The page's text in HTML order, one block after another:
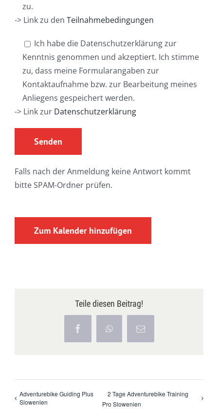
zu.
-> Link zu den Teilnahmebedingungen
Ich habe die Datenschutzerklärung zur
Kenntnis genommen und akzeptiert. Ich stimme
zu, dass meine Formularangaben zur
Kontaktaufnahme bzw. zur Bearbeitung meines
Anliegens gespeichert werden.
-> Link zur Datenschutzerklärung
Falls nach der Anmeldung keine Antwort kommt
bitte SPAM-Ordner prüfen.
Zum Kalender hinzufügen
Teile diesen Beitrag!
FacebookWhatsApp
E-
Mail
Adventurebike Guiding Plus
Slowenien
2 Tage Adventurebike Training
Pro Slowenien